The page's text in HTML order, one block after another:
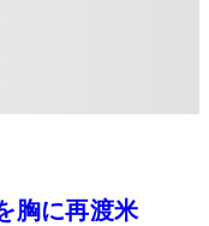
胸に再渡米